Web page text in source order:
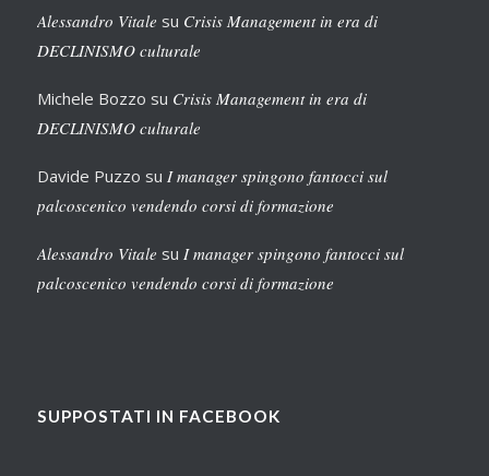
Alessandro Vitale su Crisis Management in era di
DECLINISMO culturale
Michele Bozzo su Crisis Management in era di
DECLINISMO culturale
Davide Puzzo su I manager spingono fantocci sul
palcoscenico vendendo corsi di formazione
Alessandro Vitale su I manager spingono fantocci sul
palcoscenico vendendo corsi di formazione
SUPPOSTATI IN FACEBOOK